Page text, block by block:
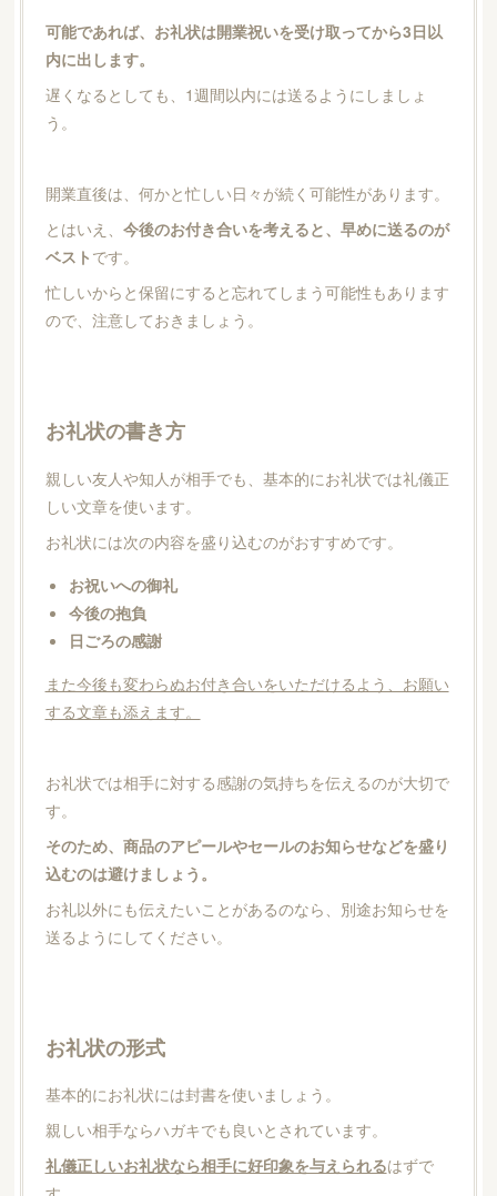
可能であれば、お礼状は開業祝いを受け取ってから3日以
内に出します。
遅くなるとしても、1週間以内には送るようにしましょ
う。
開業直後は、何かと忙しい日々が続く可能性があります。
とはいえ、 今後のお付き合いを考えると、早めに送るのが
ベスト です。
忙しいからと保留にすると忘れてしまう可能性もあります
ので、注意しておきましょう。
お礼状の書き方
親しい友人や知人が相手でも、基本的にお礼状では礼儀正
しい文章を使います。
お礼状には次の内容を盛り込むのがおすすめです。
お祝いへの御礼
今後の抱負
日ごろの感謝
また今後も変わらぬお付き合いをいただけるよう、お願い
する文章も添えます。
お礼状では相手に対する感謝の気持ちを伝えるのが大切で
す。
そのため、商品のアピールやセールのお知らせなどを盛り
込むのは避けましょう。
お礼以外にも伝えたいことがあるのなら、別途お知らせを
送るようにしてください。
お礼状の形式
基本的にお礼状には封書を使いましょう。
親しい相手ならハガキでも良いとされています。
礼儀正しいお礼状なら相手に好印象を与えられるはずで